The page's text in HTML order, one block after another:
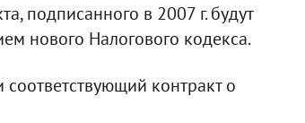
подписанного в 2007 г. будут
нового Налогового кодекса.
контракт о